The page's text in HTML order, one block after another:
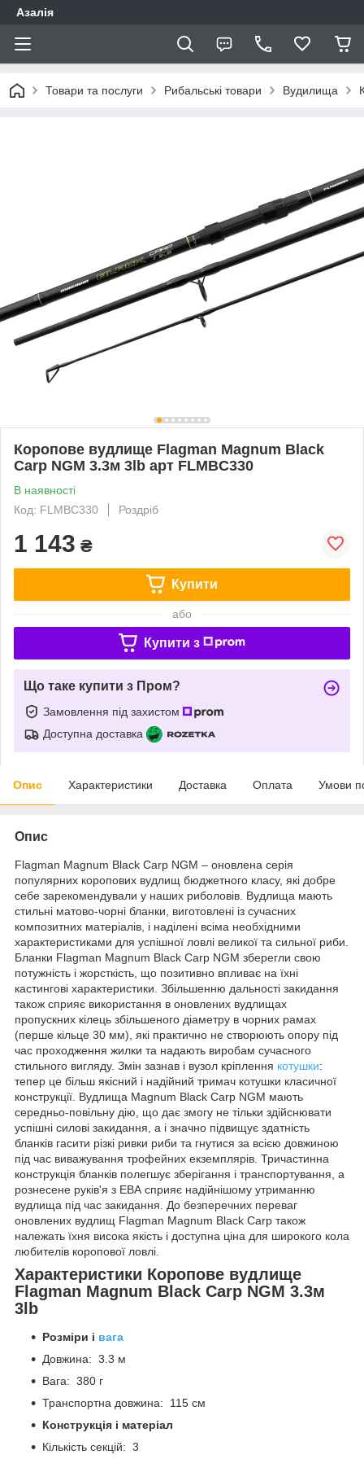
Азалія
Товари та послуги Рибальські товари Вудилища
Коропове вудлище Flagman Magnum Black
Carp NGM 3.3м 3lb арт FLMBC330
В наявності
Код: FLMBC330
Роздріб
1 143 ₴
Купити
або
Купити з
Що таке купити з Пром?
Замовлення під захистом
Доступна доставка
Опис Характеристики Доставка Оплата Умови
Опис
Flagman Magnum Black Carp NGM – оновлена серія
популярних коропових вудлищ бюджетного класу, які добре
себе зарекомендували у наших риболовів. Вудлища мають
стильні матово-чорні бланки, виготовлені із сучасних
композитних матеріалів, і наділені всіма необхідними
характеристиками для успішної ловлі великої та сильної риби.
Бланки Flagman Magnum Black Carp NGM зберегли свою
потужність і жорсткість, що позитивно впливає на їхні
кастингові характеристики. Збільшенню дальності закидання
також сприяє використання в оновлених вудлищах
пропускних кілець збільшеного діаметру в чорних рамах
(перше кільце 30 мм), які практично не створюють опору під
час проходження жилки та надають виробам сучасного
стильного вигляду. Змін зазнав і вузол кріплення котушки:
тепер це більш якісний і надійний тримач котушки класичної
конструкції. Вудлища Magnum Black Carp NGM мають
середньо-повільну дію, що дає змогу не тільки здійснювати
успішні силові закидання, а і значно підвищує здатність
бланків гасити різкі ривки риби та гнутися за всією довжиною
під час виважування трофейних екземплярів. Тричастинна
конструкція бланків полегшує зберігання і транспортування, а
рознесене руків'я з ЕВА сприяє надійнішому утриманню
вудлища під час закидання. До безперечних переваг
оновлених вудлищ Flagman Magnum Black Carp також
належать їхня висока якість і доступна ціна для широкого кола
любителів коропової ловлі.
Характеристики Коропове вудлище
Flagman Magnum Black Carp NGM 3.3м
3lb
Розміри і вага
Довжина: 3.3 м
Вага: 380 г
Транспортна довжина: 115 см
Конструкція і матеріал
Кількість секцій: 3